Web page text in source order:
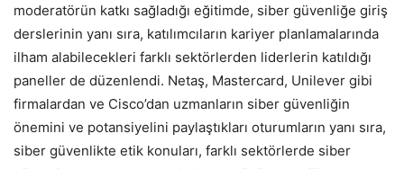
moderatörün katkı sağladığı eğitimde, siber güvenliğe giriş
derslerinin yanı sıra, katılımcıların kariyer planlamalarında
ilham alabilecekleri farklı sektörlerden liderlerin katıldığı
paneller de düzenlendi. Netaş, Mastercard, Unilever gibi
firmalardan ve Cisco’dan uzmanların siber güvenliğin
önemini ve potansiyelini paylaştıkları oturumların yanı sıra,
siber güvenlikte etik konuları, farklı sektörlerde siber